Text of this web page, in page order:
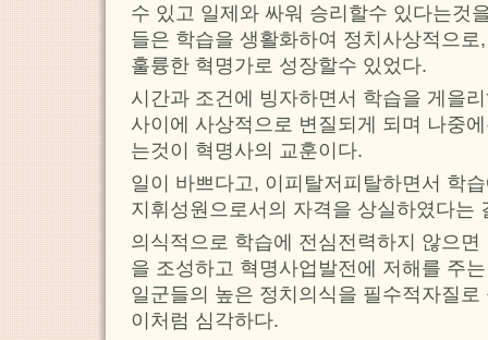
수 있고 일제와 싸워 승리할수 있다는것
들은 학습을 생활화하여 정치사상적으
훌륭한 혁명가로 성장할수 있었다.
시간과 조건에 빙자하면서 학습을 게을
사이에 사상적으로 변질되게 되며 나중
는것이 혁명사의 교훈이다.
일이 바쁘다고, 이피탈저피탈하면서 학
지휘성원으로서의 자격을 상실하였다는
의식적으로 학습에 전심전력하지 않으
을 조성하고 혁명사업발전에 저해를 주
일군들의 높은 정치의식을 필수적자질
이처럼 심각하다.